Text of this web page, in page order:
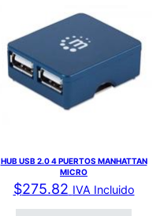
HUB USB 2.0 4 PUERTOS MANHATTAN
MICRO
$275.82 IVA Incluido